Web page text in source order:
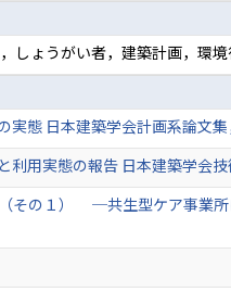
しょうがい者，建築計画，環
実態 日本建築学会計画系論文
用実態の報告 日本建築学会
その１） ─共生型ケア事業